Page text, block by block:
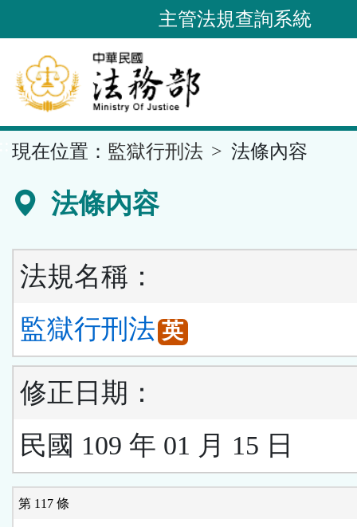
到
要
內
容
區
主管法規查詢系統
現在位置： 監獄行刑法 法條內容
法條內容
法規名稱：
監獄行刑法 英
修正日期：
民國 109 年 01 月 15 日
第 117 條